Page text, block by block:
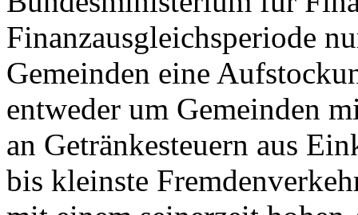
Finanzausgleichsperiode
Gemeinden eine
entweder um Gemeinden
an Getränkesteuern aus
bis kleinste